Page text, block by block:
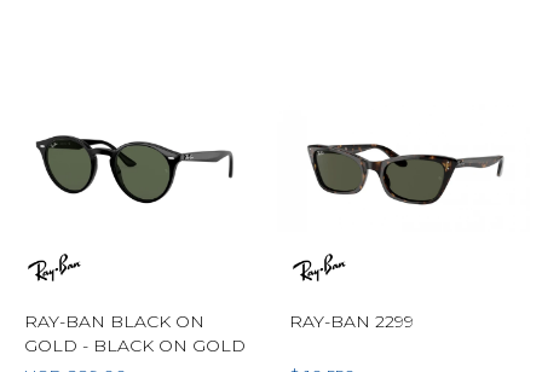
RAY-BAN BLACK ON
GOLD - BLACK ON GOLD
RAY-BAN 2299